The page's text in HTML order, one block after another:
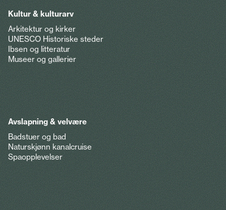
Kultur & kulturarv
Arkitektur og kirker
UNESCO Historiske steder
Ibsen og litteratur
Museer og gallerier
Avslapning & velvære
Badstuer og bad
Naturskjønn kanalcruise
Spaopplevelser